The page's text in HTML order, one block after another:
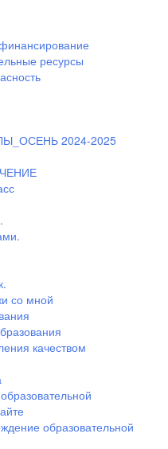
ресурсы
2024-2025
со мной
качеством
образовательной